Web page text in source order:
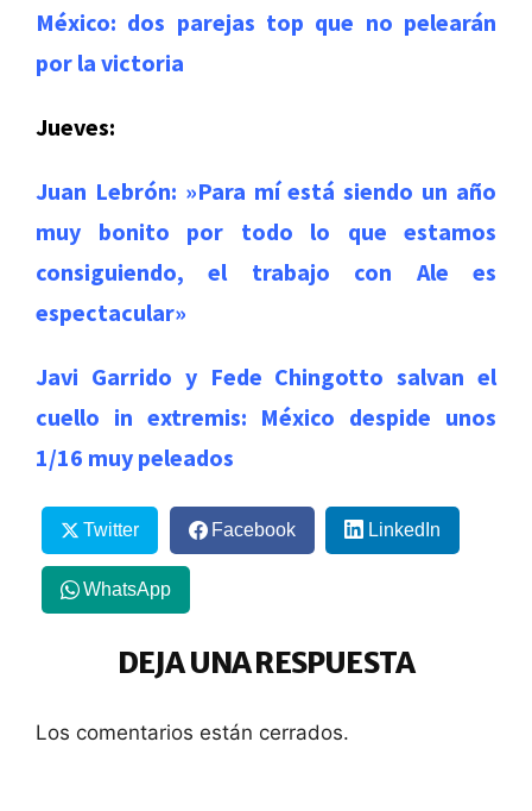
México: dos parejas top que no pelearán
por la victoria
Jueves:
Juan Lebrón: »Para mí está siendo un año
muy bonito por todo lo que estamos
consiguiendo, el trabajo con Ale es
espectacular»
Javi Garrido y Fede Chingotto salvan el
cuello in extremis: México despide unos
1/16 muy peleados
Twitter Facebook LinkedIn
WhatsApp
DEJA UNA RESPUESTA
Los comentarios están cerrados.